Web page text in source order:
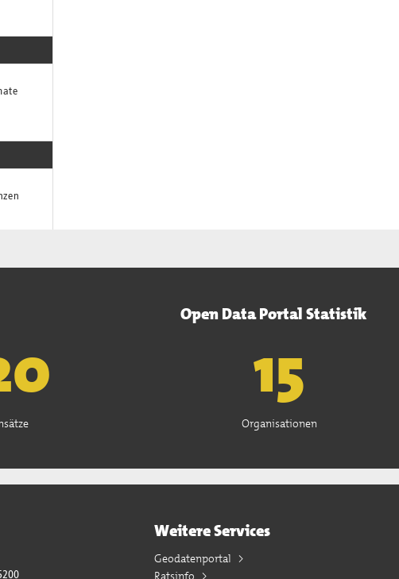
Open Data Portal Statistik
15
Organisationen
Weitere Services
Geodatenportal
Ratsinfo